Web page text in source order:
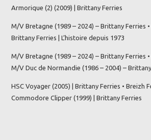
Armorique (2) (2009) | Brittany Ferries
M/V Bretagne (1989 – 2024) – Brittany Ferries
Brittany Ferries | L’histoire depuis 1973
M/V Bretagne (1989 – 2024) – Brittany Ferries
M/V Duc de Normandie (1986 – 2004) –
HSC Voyager (2005) | Brittany Ferries • Breizh
Commodore Clipper (1999) | Brittany Ferries